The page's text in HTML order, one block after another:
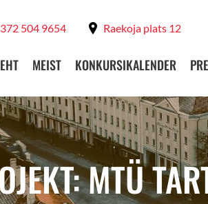
504 9654 Raekoja plats 12
MEIST KONKURSIKALENDER
MTÜ